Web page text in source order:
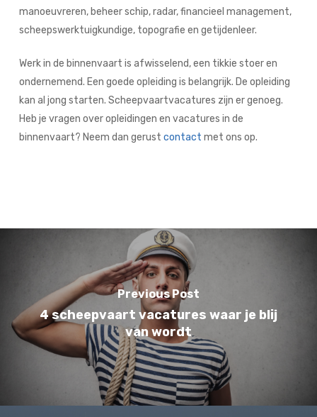
manoeuvreren, beheer schip, radar, financieel management,
scheepswerktuigkundige, topografie en getijdenleer.
Werk in de binnenvaart is afwisselend, een tikkie stoer en
ondernemend. Een goede opleiding is belangrijk. De opleiding
kan al jong starten. Scheepvaartvacatures zijn er genoeg.
Heb je vragen over opleidingen en vacatures in de
binnenvaart? Neem dan gerust contact met ons op.
Previous Post
4 scheepvaart vacatures waar je blij
van wordt